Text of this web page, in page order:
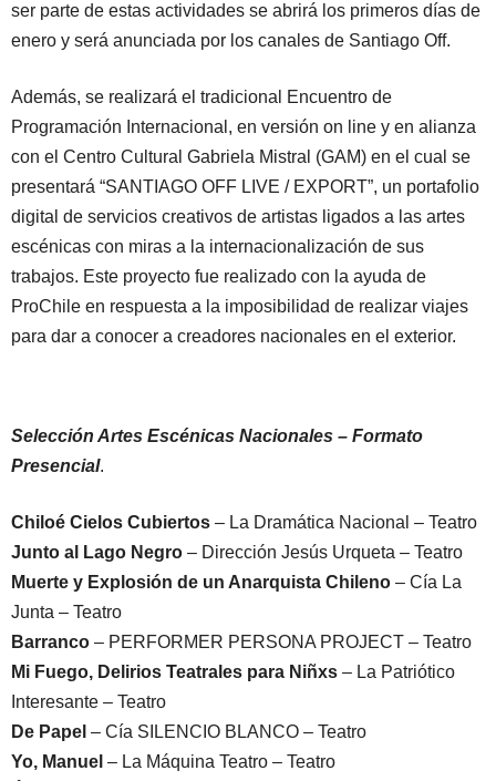
ser parte de estas actividades se abrirá los primeros días de
enero y será anunciada por los canales de Santiago Off.
Además, se realizará el tradicional Encuentro de
Programación Internacional, en versión on line y en alianza
con el Centro Cultural Gabriela Mistral (GAM) en el cual se
presentará “SANTIAGO OFF LIVE / EXPORT”, un portafolio
digital de servicios creativos de artistas ligados a las artes
escénicas con miras a la internacionalización de sus
trabajos. Este proyecto fue realizado con la ayuda de
ProChile en respuesta a la imposibilidad de realizar viajes
para dar a conocer a creadores nacionales en el exterior.
Selección Artes Escénicas Nacionales – Formato
Presencial.
Chiloé Cielos Cubiertos – La Dramática Nacional – Teatro
Junto al Lago Negro – Dirección Jesús Urqueta – Teatro
Muerte y Explosión de un Anarquista Chileno – Cía La
Junta – Teatro
Barranco – PERFORMER PERSONA PROJECT – Teatro
Mi Fuego, Delirios Teatrales para Niñxs – La Patriótico
Interesante – Teatro
De Papel – Cía SILENCIO BLANCO – Teatro
Yo, Manuel – La Máquina Teatro – Teatro